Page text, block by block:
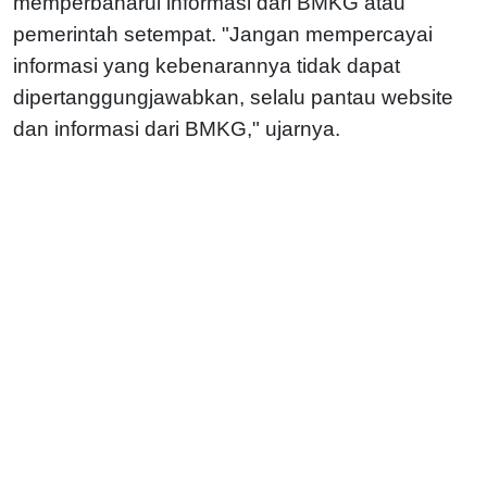
pemerintah setempat. "Jangan mempercayai
informasi yang kebenarannya tidak dapat
dipertanggungjawabkan, selalu pantau website
dan informasi dari BMKG," ujarnya.